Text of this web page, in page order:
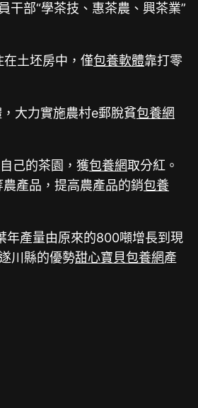
干部“學茶技、惠茶農、興茶業”
土坯房中，僅包養軟體靠打零
大力實施農村e郵脫貧包養網
己的茶園，獲包養網取分紅。
產品，提高農產品的銷包養
年產量由原來的800噸增長到現
川縣的優勢甜心寶貝包養網產